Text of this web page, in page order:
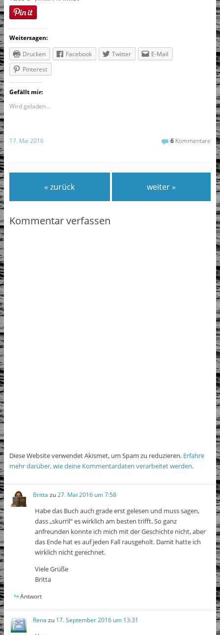
Weitersagen:
Drucken
Facebook Twitter
E-Mail
Pinterest
Gefällt mir:
Wird geladen...
17. Mai 2016 6 Kommentare
« zurück weiter »
Kommentar verfassen
Diese Website verwendet Akismet, um Spam zu reduzieren. Erfahre
mehr darüber, wie deine Kommentardaten verarbeitet werden.
Britta zu27. Mai 2016 um 7:58
Habe das Buch auch grade erst gelesen und muss sagen,
dass „skurril“ es wirklich am besten trifft. So ganz
anfreunden konnte ich mich mit der Geschichte nicht, aber
das Ende hat es auf jeden Fall rausgeholt. Damit hatte ich
wirklich nicht gerechnet.
Viele Grüße
Britta
Antwort
Rena zu 17. September 2016 um 13:31